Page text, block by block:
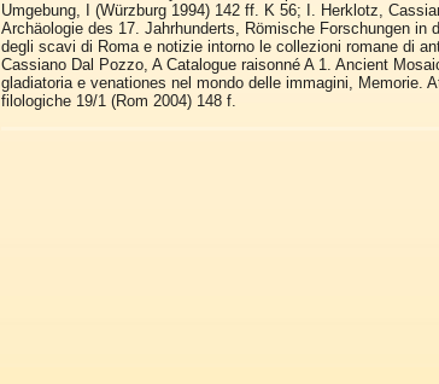
Umgebung, I (Würzburg 1994) 142 ff. K 56; I. Herklotz,
Archäologie des 17. Jahrhunderts, Römische Forschungen
degli scavi di Roma e notizie intorno le collezioni romane di
Cassiano Dal Pozzo, A Catalogue raisonné A 1. Ancient
gladiatoria e venationes nel mondo delle immagini, Memorie.
filologiche 19/1 (Rom 2004) 148 f.